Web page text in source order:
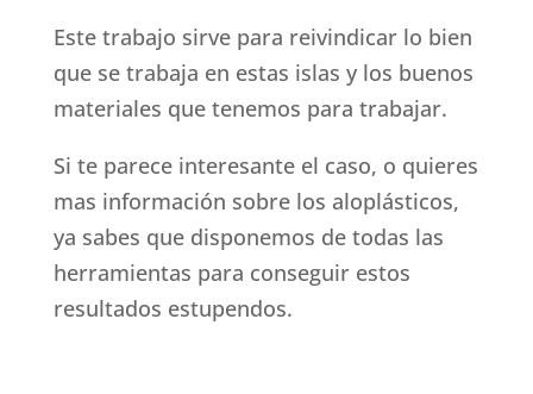
Este trabajo sirve para reivindicar lo bien
que se trabaja en estas islas y los buenos
materiales que tenemos para trabajar.
Si te parece interesante el caso, o quieres
mas información sobre los aloplásticos,
ya sabes que disponemos de todas las
herramientas para conseguir estos
resultados estupendos.